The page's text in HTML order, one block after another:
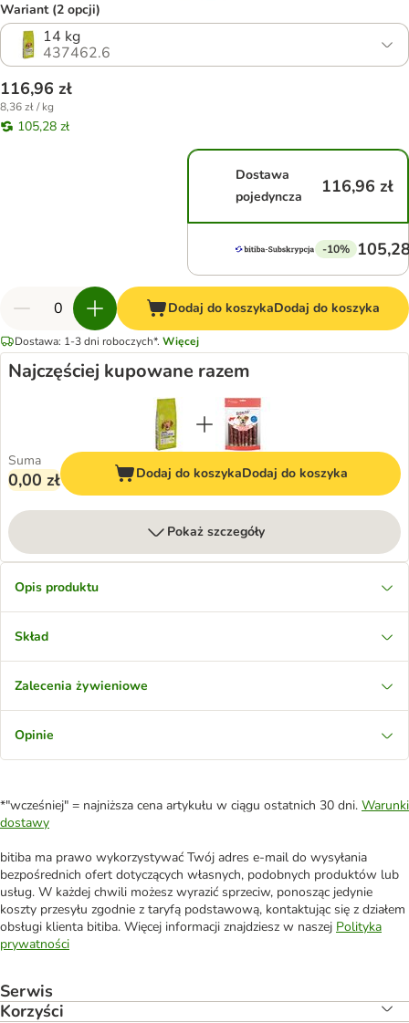
Wariant (2 opcji)
14 kg
437462.6
116,96 zł
8,36 zł / kg
105,28 zł
Dostawa
pojedyncza
116,96 zł
-10%
Dodaj do koszykaDodaj do koszyka
Dostawa: 1-3 dni roboczych*. Więcej
Najczęściej kupowane razem
Suma
0,00 zł Dodaj do koszykaDodaj do koszyka
Pokaż szczegóły
Opis produktu
Skład
Zalecenia żywieniowe
Opinie
*"wcześniej" = najniższa cena artykułu w ciągu ostatnich 30 dni. Warunki
dostawy
bitiba ma prawo wykorzystywać Twój adres e-mail do wysyłania
bezpośrednich ofert dotyczących własnych, podobnych produktów lub
usług. W każdej chwili możesz wyrazić sprzeciw, ponosząc jedynie
koszty przesyłu zgodnie z taryfą podstawową, kontaktując się z działem
obsługi klienta bitiba. Więcej informacji znajdziesz w naszej Polityka
prywatności
Serwis
Korzyści